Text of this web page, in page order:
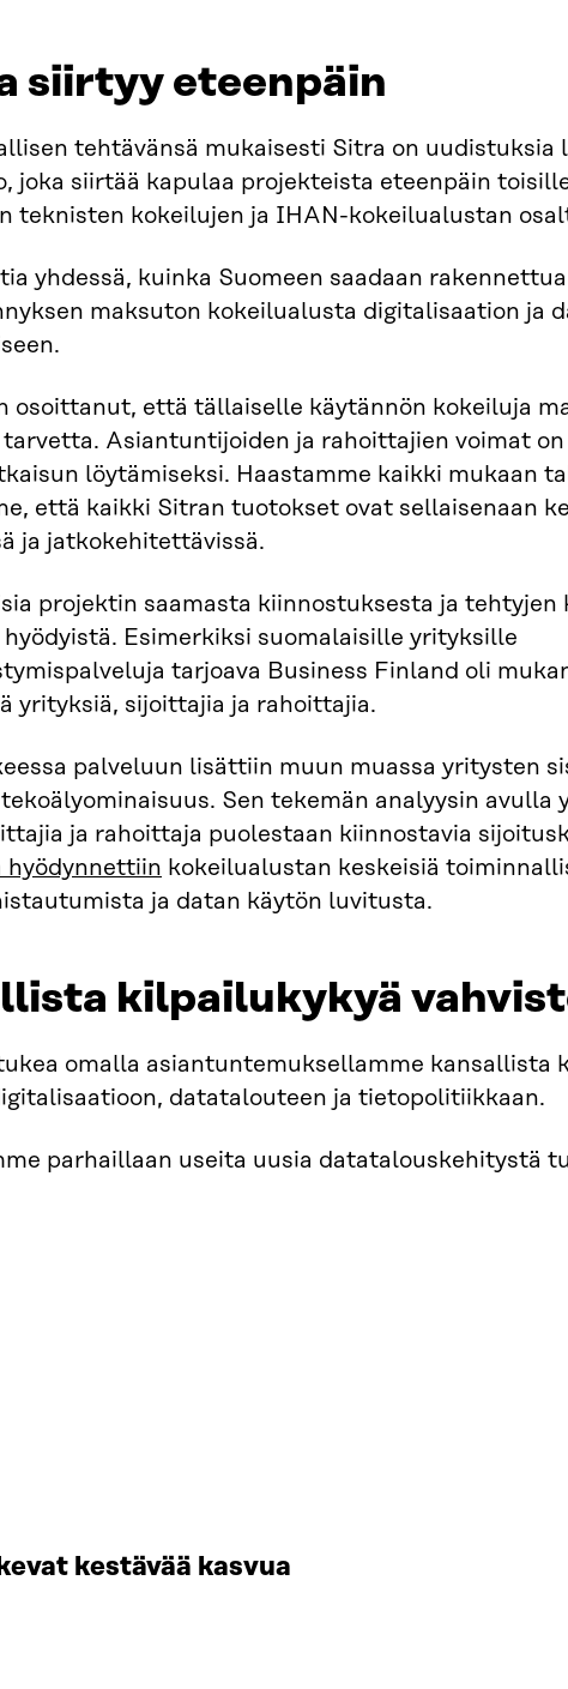
siirtyy eteenpäin
tehtävänsä mukaisesti Sitra on uudistuksia
joka siirtää kapulaa projekteista eteenpäin
teknisten kokeilujen ja IHAN-kokeilualustan
yhdessä, kuinka Suomeen saadaan
maksuton kokeilualusta digitalisaation ja
osoittanut, että tällaiselle käytännön kokeiluja
Asiantuntijoiden ja rahoittajien voimat
löytämiseksi. Haastamme kaikki mukaan
että kaikki Sitran tuotokset ovat sellaisenaan
ja jatkokehitettävissä.
projektin saamasta kiinnostuksesta ja tehtyjen
Esimerkiksi suomalaisille yrityksille
tarjoava Business Finland oli
yrityksiä, sijoittajia ja rahoittajia.
palveluun lisättiin muun muassa yritysten
Sen tekemän analyysin avulla
ja rahoittaja puolestaan kiinnostavia
hyödynnettiin kokeilualustan keskeisiä
ja datan käytön luvitusta.
kilpailukykyä
omalla asiantuntemuksellamme kansallista
datatalouteen ja tietopolitiikkaan.
parhaillaan useita uusia datatalouskehitystä
kestävää kasvua